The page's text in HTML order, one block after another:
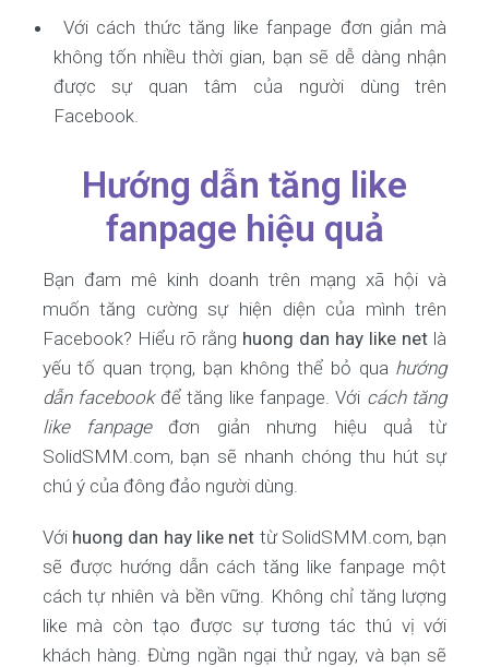
Với cách thức tăng like fanpage đơn giản mà
không tốn nhiều thời gian, bạn sẽ dễ dàng nhận
được sự quan tâm của người dùng trên
Facebook.
Hướng dẫn tăng like
fanpage hiệu quả
Bạn đam mê kinh doanh trên mạng xã hội và
muốn tăng cường sự hiện diện của mình trên
Facebook? Hiểu rõ rằng huong dan hay like net là
yếu tố quan trọng, bạn không thể bỏ qua hướng
dẫn facebookđể tăng like fanpage. Với cách tăng
like fanpageđơn giản nhưng hiệu quả từ
SolidSMM.com, bạn sẽ nhanh chóng thu hút sự
chú ý của đông đảo người dùng.
Với huong dan hay like net từ SolidSMM.com, bạn
sẽ được hướng dẫn cách tăng like fanpage một
cách tự nhiên và bền vững. Không chỉ tăng lượng
like mà còn tạo được sự tương tác thú vị với
khách hàng. Đừng ngần ngại thử ngay, và bạn sẽ